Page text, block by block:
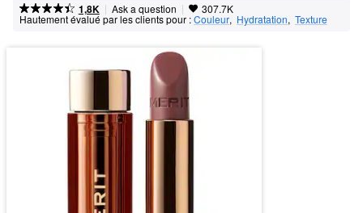
1,8K | Ask a question | 307.7K
Hautement évalué par les clients pour :Couleur, Hydratation, Texture